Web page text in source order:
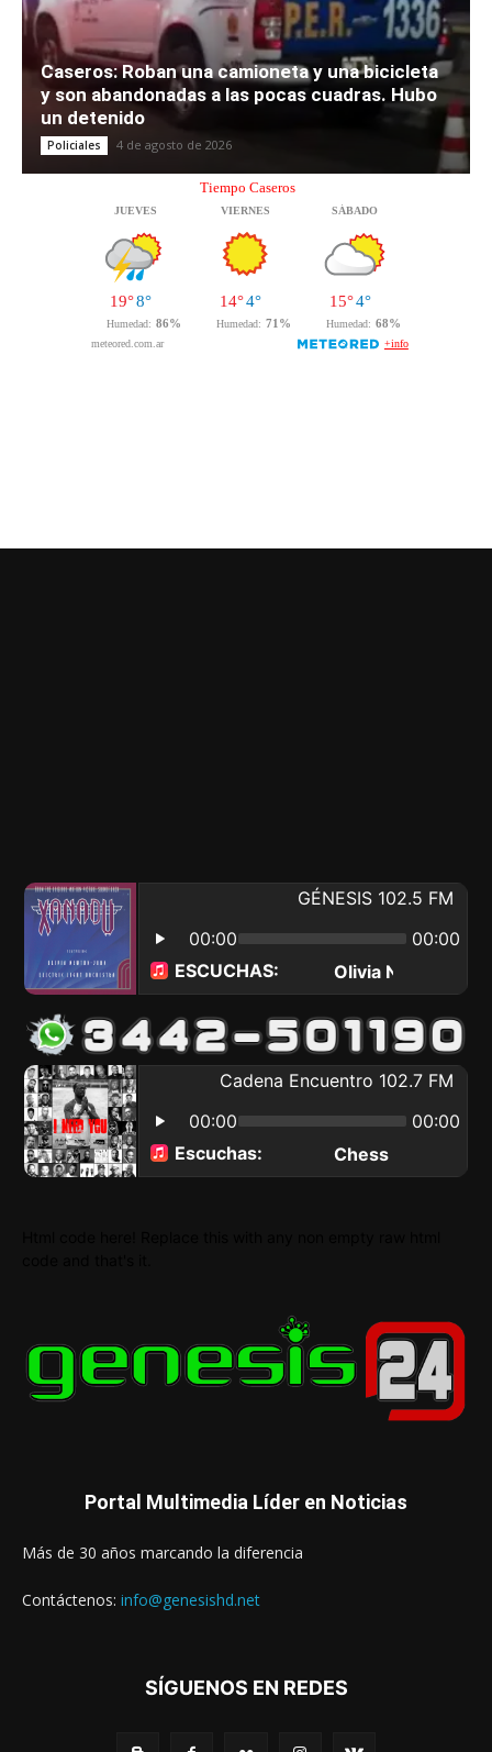
Caseros: Roban una camioneta y una bicicleta
y son abandonadas a las pocas cuadras. Hubo
un detenido
Policiales 4 de agosto de 2026
Portal Multimedia Líder en Noticias
Más de 30 años marcando la diferencia
Contáctenos: info@genesishd.net
SÍGUENOS EN REDES